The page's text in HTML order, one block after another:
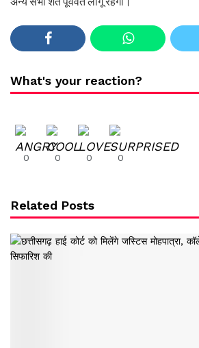
What's your reaction?
0 0 0 0
Related Posts